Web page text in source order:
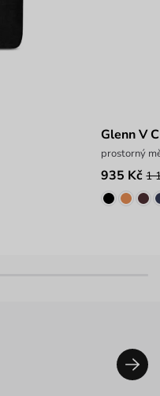
Glenn V
prostorný
935 Kč 1